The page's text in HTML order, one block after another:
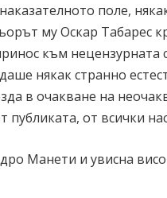
наказателното поле,
му Оскар Табарес
към
някак странно
в очакване на
публиката, от всички
Манети и увисна